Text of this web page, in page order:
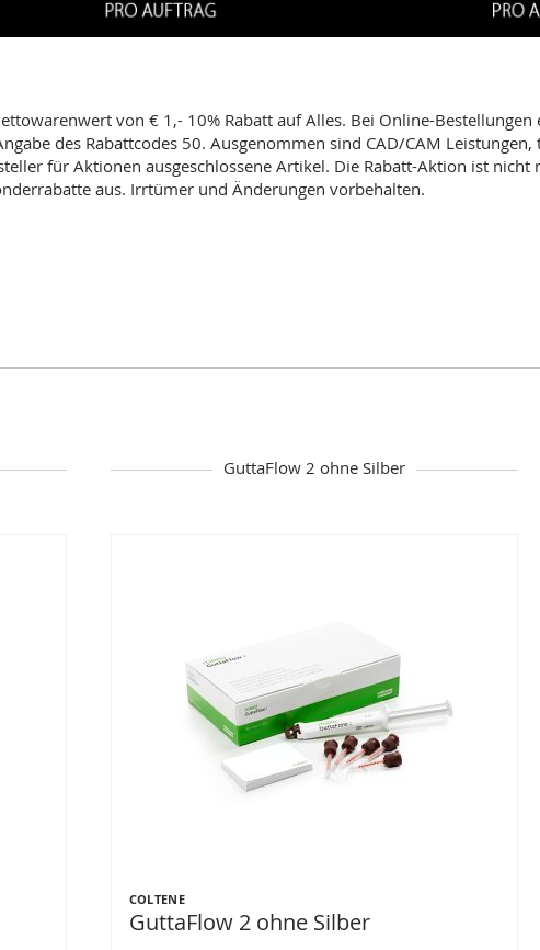
von € 1,- 10% Rabatt auf Alles. Bei Online-
des Rabattcodes 50. Ausgenommen sind CAD/CAM
für Aktionen ausgeschlossene Artikel. Die Rabatt-Aktion ist
aus. Irrtümer und Änderungen vorbehalten.
GuttaFlow 2 ohne Silber
COLTENE
GuttaFlow 2 ohne Silber